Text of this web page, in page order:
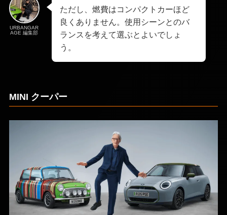
URBANGAR
AGE 編集部
ただし、燃費はコンパクトカーほど
良くありません。使用シーンとのバ
ランスを考えて選ぶとよいでしょ
う。
MINI クーパー